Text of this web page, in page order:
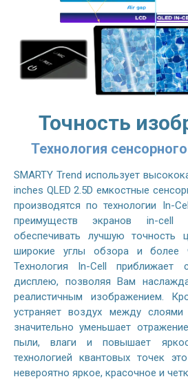
Точность
Технология
SMARTY Trend использует
inches QLED 2.5D емкостные
производятся по технологии In-
преимуществ экранов in-
обеспечивать лучшую точность
широкие углы обзора и более
Технология In-Cell приближает
дисплею, позволяя Вам
реалистичным изображением.
устраняет воздух между слоями
значительно уменьшает
пыли, влаги и повышает
технологией квантовых точек
невероятно яркое, красочное и